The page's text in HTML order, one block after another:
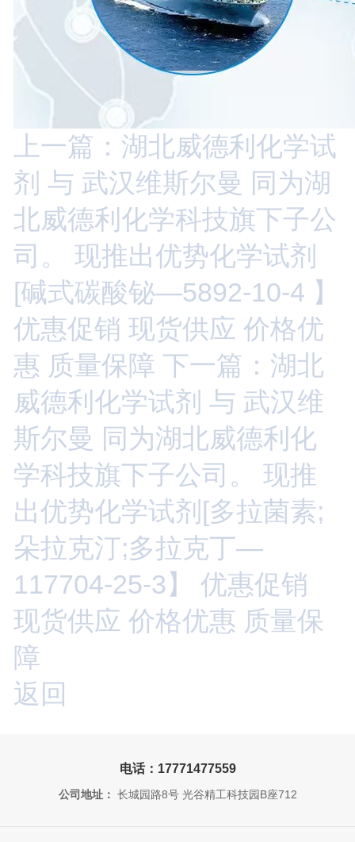
上一篇：湖北威德利化学试
剂 与 武汉维斯尔曼 同为湖
北威德利化学科技旗下子公
司。 现推出优势化学试剂
[碱式碳酸铋—5892-10-4 】
优惠促销 现货供应 价格优
惠 质量保障 下一篇：湖北
威德利化学试剂 与 武汉维
斯尔曼 同为湖北威德利化
学科技旗下子公司。 现推
出优势化学试剂[多拉菌素;
朵拉克汀;多拉克丁—
117704-25-3】 优惠促销
现货供应 价格优惠 质量保
障
返回
电话：17771477559
公司地址： 长城园路8号 光谷精工科技园B座712